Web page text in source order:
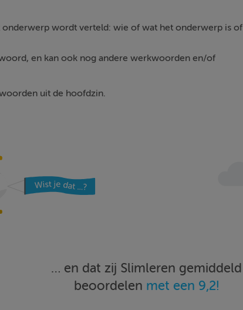
onderwerp wordt verteld: wie of wat het onderwerp is of
en kan ook nog andere werkwoorden en/of
uit de hoofdzin.
… en dat zij Slimleren gemiddeld
beoordelen met een 9,2!